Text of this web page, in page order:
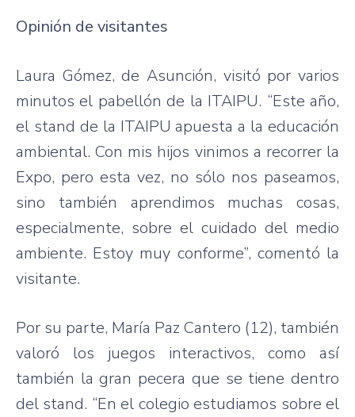
Opinión de visitantes
Laura Gómez, de Asunción, visitó por varios
minutos el pabellón de la ITAIPU. “Este año,
el stand de la ITAIPU apuesta a la educación
ambiental. Con mis hijos vinimos a recorrer la
Expo, pero esta vez, no sólo nos paseamos,
sino también aprendimos muchas cosas,
especialmente, sobre el cuidado del medio
ambiente. Estoy muy conforme”, comentó la
visitante.
Por su parte, María Paz Cantero (12), también
valoró los juegos interactivos, como así
también la gran pecera que se tiene dentro
del stand. “En el colegio estudiamos sobre el